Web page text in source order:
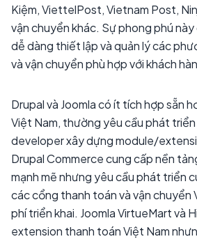
Kiệm, ViettelPost, Vietnam Post,
vận chuyển khác. Sự phong phú
dễ dàng thiết lập và quản lý các
và vận chuyển phù hợp với khách
Drupal và Joomla có ít tích hợp sẵn
Việt Nam, thường yêu cầu phát
developer xây dựng module/
Drupal Commerce cung cấp nền
mạnh mẽ nhưng yêu cầu phát triển
các cổng thanh toán và vận chuyển
phí triển khai. Joomla VirtueMart và
extension thanh toán Việt Nam